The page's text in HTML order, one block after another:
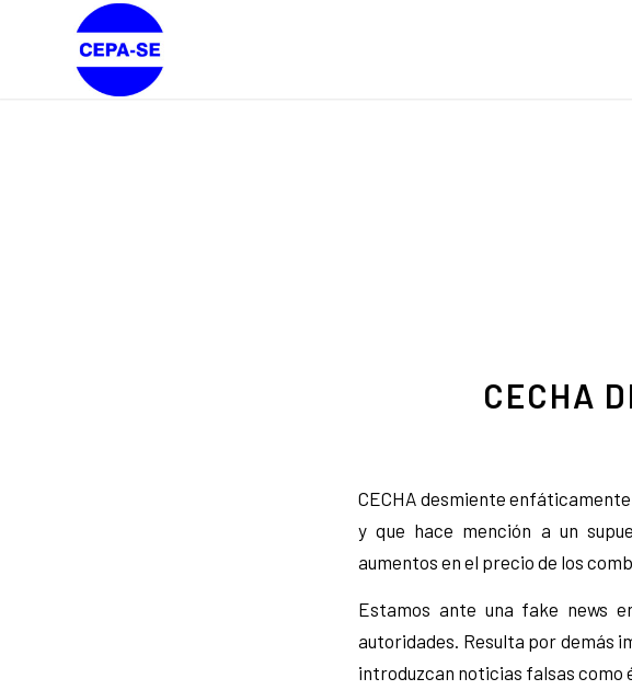
CECHA
CECHA desmiente
y que hace mención a un
aumentos en el precio de los
Estamos ante una fake news
autoridades. Resulta por demás
introduzcan noticias falsas como